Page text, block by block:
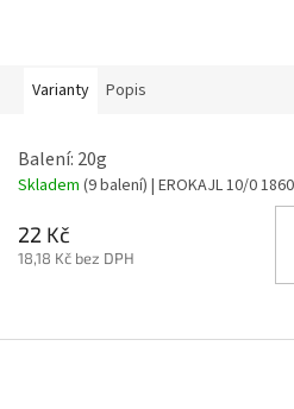
Varianty Popis
Balení: 20g
Skladem (9 balení) | EROKAJL 10/0
22 Kč
18,18 Kč bez DPH